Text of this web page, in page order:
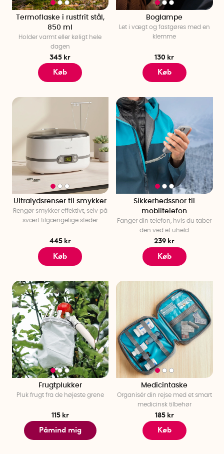
Termoflaske i rustfrit stål,
850 ml
Holder varmt eller køligt hele
dagen
345 kr
Køb
Boglampe
Let i vægt og fastgøres med en
klemme
130 kr
Køb
Ultralydsrenser til smykker
Rengør smykker effektivt, selv på
svært tilgængelige steder
445 kr
Køb
Sikkerhedssnor til
mobiltelefon
Fanger din telefon, hvis du taber
den ved et uheld
239 kr
Køb
Frugtplukker
Pluk frugt fra de højeste grene
115 kr
Påmind mig
Medicintaske
Organisér din rejse med et smart
medicinsk tilbehør
185 kr
Køb